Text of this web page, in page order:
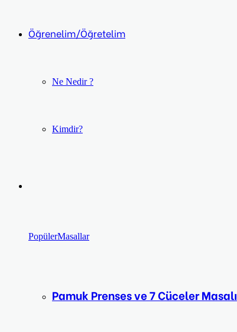
Öğrenelim/Öğretelim
Ne Nedir ?
Kimdir?
PopülerMasallar
Pamuk Prenses ve 7 Cüceler Masalı